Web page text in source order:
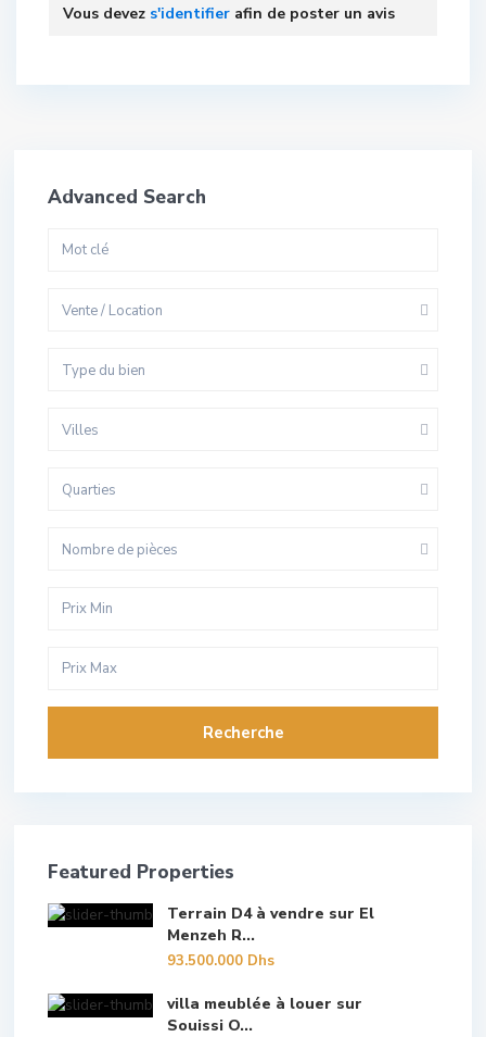
Vous devez s'identifier afin de poster un avis
Advanced Search
Vente / Location
Type du bien
Villes
Quarties
Nombre de pièces
Recherche
Featured Properties
Terrain D4 à vendre sur El
Menzeh R...
93.500.000 Dhs
villa meublée à louer sur
Souissi O...